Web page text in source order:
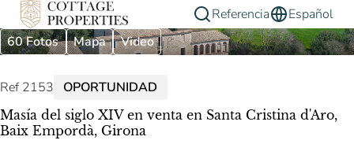
Referencia
Español
60 Fotos
Mapa Video
Ref 2153 OPORTUNIDAD
Masía del siglo XIV en venta en Santa Cristina d'Aro,
Baix Empordà, Girona